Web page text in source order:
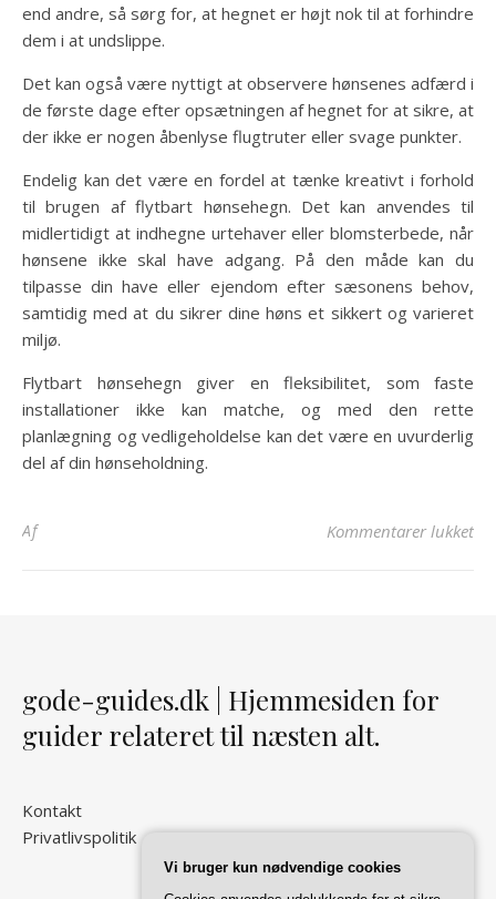
end andre, så sørg for, at hegnet er højt nok til at forhindre
dem i at undslippe.
Det kan også være nyttigt at observere hønsenes adfærd i
de første dage efter opsætningen af hegnet for at sikre, at
der ikke er nogen åbenlyse flugtruter eller svage punkter.
Endelig kan det være en fordel at tænke kreativt i forhold
til brugen af flytbart hønsehegn. Det kan anvendes til
midlertidigt at indhegne urtehaver eller blomsterbede, når
hønsene ikke skal have adgang. På den måde kan du
tilpasse din have eller ejendom efter sæsonens behov,
samtidig med at du sikrer dine høns et sikkert og varieret
miljø.
Flytbart hønsehegn giver en fleksibilitet, som faste
installationer ikke kan matche, og med den rette
planlægning og vedligeholdelse kan det være en uvurderlig
del af din hønseholdning.
Af Kommentarer lukkettil
gode-guides.dk | Hjemmesiden for
guider relateret til næsten alt.
Kontakt
Privatlivspolitik
Vi bruger kun nødvendige cookies